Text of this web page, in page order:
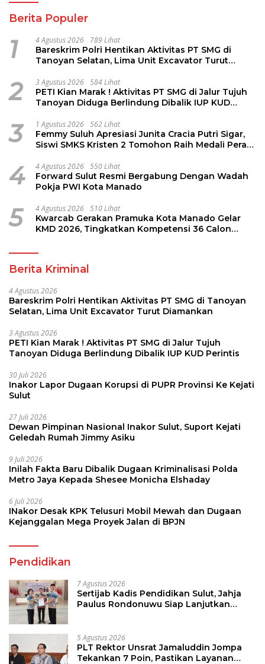
Berita Populer
1 4 Agustus 2026 789 Lihat
Bareskrim Polri Hentikan Aktivitas PT SMG di
Tanoyan Selatan, Lima Unit Excavator Turut
2 3 Agustus 2026 584 Lihat
PETI Kian Marak ! Aktivitas PT SMG di Jalur Tujuh
Tanoyan Diduga Berlindung Dibalik IUP KUD
3 1 Agustus 2026 562 Lihat
Femmy Suluh Apresiasi Junita Cracia Putri Sigar,
Siswi SMKS Kristen 2 Tomohon Raih Medali Perak
4 4 Agustus 2026 550 Lihat
Forward Sulut Resmi Bergabung Dengan Wadah
Pokja PWI Kota Manado
5 4 Agustus 2026 510 Lihat
Kwarcab Gerakan Pramuka Kota Manado Gelar
KMD 2026, Tingkatkan Kompetensi 36 Calon
Berita Kriminal
4 Agustus 2026
Bareskrim Polri Hentikan Aktivitas PT SMG di Tanoyan
Selatan, Lima Unit Excavator Turut Diamankan
3 Agustus 2026
PETI Kian Marak ! Aktivitas PT SMG di Jalur Tujuh
Tanoyan Diduga Berlindung Dibalik IUP KUD Perintis
30 Juli 2026
Inakor Lapor Dugaan Korupsi di PUPR Provinsi Ke Kejati
Sulut
27 Juli 2026
Dewan Pimpinan Nasional Inakor Sulut, Suport Kejati
Geledah Rumah Jimmy Asiku
9 Juli 2026
Inilah Fakta Baru Dibalik Dugaan Kriminalisasi Polda
Metro Jaya Kepada Shesee Monicha Elshaday
6 Juli 2026
INakor Desak KPK Telusuri Mobil Mewah dan Dugaan
Kejanggalan Mega Proyek Jalan di BPJN
Pendidikan
7 Agustus 2026
Sertijab Kadis Pendidikan Sulut, Jahja
Paulus Rondonuwu Siap Lanjutkan
5 Agustus 2026
PLT Rektor Unsrat Jamaluddin Jompa
Tekankan 7 Poin, Pastikan Layanan